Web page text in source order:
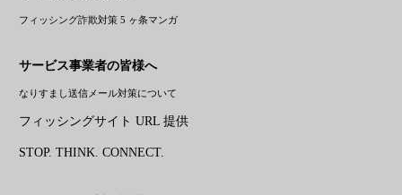
フィッシング詐欺対策 5 ヶ条マンガ
サービス事業者の皆様へ
なりすまし送信メール対策について
フィッシングサイト URL 提供
STOP. THINK. CONNECT.